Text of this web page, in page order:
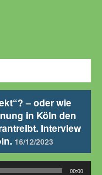
– oder wie
in Köln den
Interview
16/12/2023
00:00